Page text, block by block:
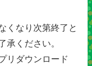
くなり次第終了と
承ください。
リダウンロード